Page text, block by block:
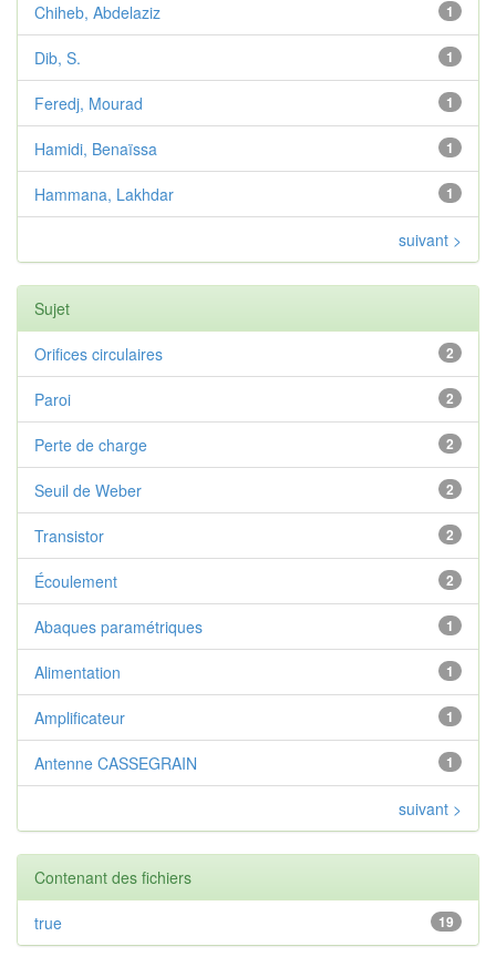
1
Chiheb, Abdelaziz
1
Dib, S.
1
Feredj, Mourad
1
Hamidi, Benaïssa
1
Hammana, Lakhdar
suivant >
Sujet
2
Orifices circulaires
2
Paroi
2
Perte de charge
2
Seuil de Weber
2
Transistor
2
Écoulement
1
Abaques paramétriques
1
Alimentation
1
Amplificateur
1
Antenne CASSEGRAIN
suivant >
Contenant des fichiers
19
true